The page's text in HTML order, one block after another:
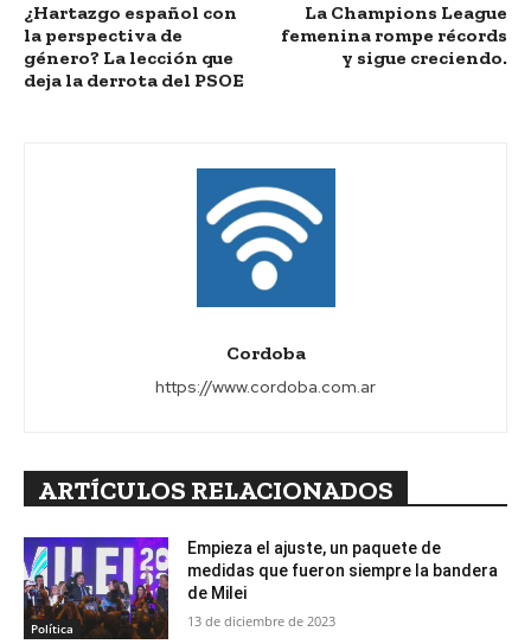
¿Hartazgo español con
la perspectiva de
género? La lección que
deja la derrota del PSOE
La Champions League
femenina rompe récords
y sigue creciendo.
Cordoba
https://www.cordoba.com.ar
ARTÍCULOS RELACIONADOS
Política
Empieza el ajuste, un paquete de
medidas que fueron siempre la bandera
de Milei
13 de diciembre de 2023